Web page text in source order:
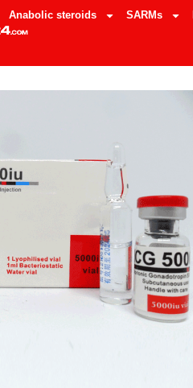
Anabolic steroids SARMs